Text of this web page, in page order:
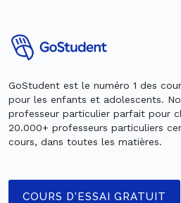
GoStudent est le numéro 1 des
pour les enfants et adolescents.
professeur particulier parfait pour
20.000+ professeurs particuliers
cours, dans toutes les matières.
COURS D'ESSAI GRATUIT